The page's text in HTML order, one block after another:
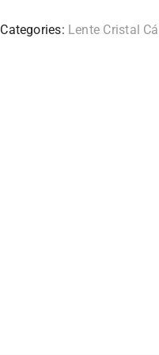
Categories: Lente Cristal